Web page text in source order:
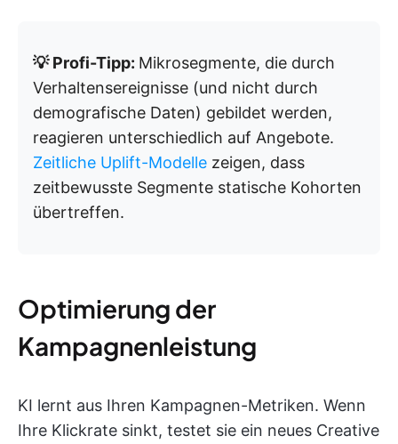
💡 Profi-Tipp: Mikrosegmente, die durch
Verhaltensereignisse (und nicht durch
demografische Daten) gebildet werden,
reagieren unterschiedlich auf Angebote.
Zeitliche Uplift-Modelle zeigen, dass
zeitbewusste Segmente statische Kohorten
übertreffen.
Optimierung der
Kampagnenleistung
KI lernt aus Ihren Kampagnen-Metriken. Wenn
Ihre Klickrate sinkt, testet sie ein neues Creative